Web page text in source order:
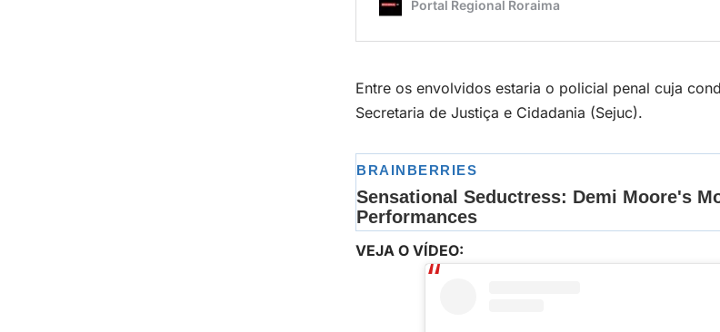
Entre os envolvidos estaria o policial penal cuja
Secretaria de Justiça e Cidadania (Sejuc).
VEJA O VÍDEO: